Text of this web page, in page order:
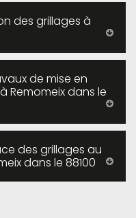
des grillages à
de mise en
Remomeix dans le
des grillages au
dans le 88100